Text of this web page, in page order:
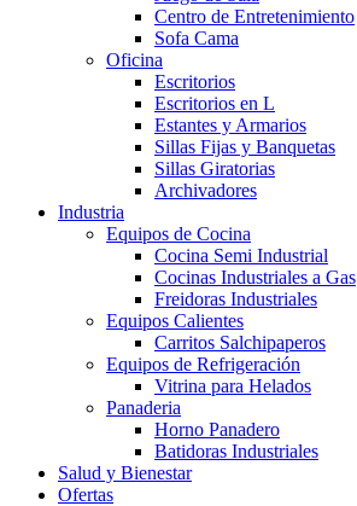
Centro de Entretenimiento
Sofa Cama
Oficina
Escritorios
Escritorios en L
Estantes y Armarios
Sillas Fijas y Banquetas
Sillas Giratorias
Archivadores
Industria
Equipos de Cocina
Cocina Semi Industrial
Cocinas Industriales a Gas
Freidoras Industriales
Equipos Calientes
Carritos Salchipaperos
Equipos de Refrigeración
Vitrina para Helados
Panaderia
Horno Panadero
Batidoras Industriales
Salud y Bienestar
Ofertas